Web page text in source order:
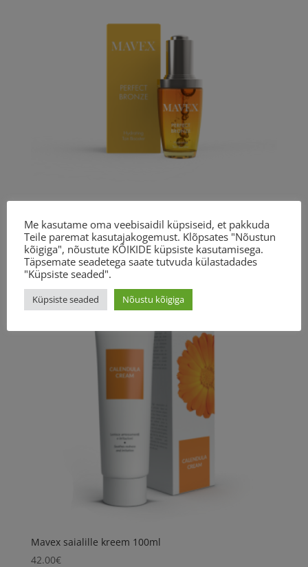
Mavex Perfect Bronze 30ml
75.00€
Mavex saialille kreem 100ml
42.00€
Me kasutame oma veebisaidil küpsiseid, et pakkuda
Teile paremat kasutajakogemust. Klõpsates "Nõustun
kõigiga", nõustute KÕIKIDE küpsiste kasutamisega.
Täpsemate seadetega saate tutvuda külastadades
"Küpsiste seaded".
Küpsiste seaded Nõustu kõigiga